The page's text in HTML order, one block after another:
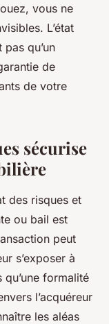
vous ne
L’état
qu’un
de
de votre
sécurise
des risques et
ou bail est
peut
s’exposer à
qu’une formalité
l’acquéreur
les aléas